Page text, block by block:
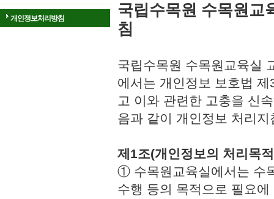
개인정보처리방침
국립수목원 수목원교
침
국립수목원 수목원교육실
에서는 개인정보 보호법
고 이와 관련한 고충을 신
음과 같이 개인정보 처리
제1조(개인정보의 처리목
① 수목원교육실에서는 수
수행 등의 목적으로 필요